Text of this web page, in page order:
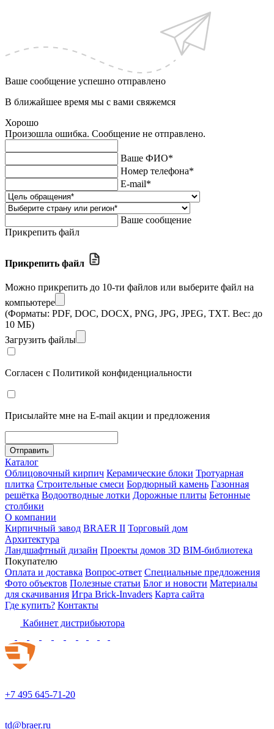
Ваше сообщение успешно отправлено
В ближайшее время мы с вами свяжемся
Хорошо
Произошла ошибка. Сообщение не отправлено.
Ваше ФИО*
Номер телефона*
E-mail*
Ваше сообщение
Прикрепить файл
Прикрепить файл
Можно прикрепить до 10-ти файлов или выберите файл на
компьютере
(Форматы: PDF, DOC, DOCX, PNG, JPG, JPEG, TXT. Вес: до
10 МБ)
Загрузить файлы
Согласен с Политикой конфиденциальности
Присылайте мне на E-mail акции и предложения
Отправить
Каталог
Облицовочный кирпич Керамические блоки Тротуарная
плитка Строительные смеси Бордюрный камень Газонная
решётка Водоотводные лотки Дорожные плиты Бетонные
столбики
О компании
Кирпичный завод BRAER II Торговый дом
Архитектура
Ландшафтный дизайн Проекты домов 3D BIM-библиотека
Покупателю
Оплата и доставка Вопрос-ответ Специальные предложения
Фото объектов Полезные статьи Блог и новости Материалы
для скачивания Игра Brick-Invaders Карта сайта
Где купить? Контакты
Кабинет дистрибьютора
+7 495 645-71-20
td@braer.ru